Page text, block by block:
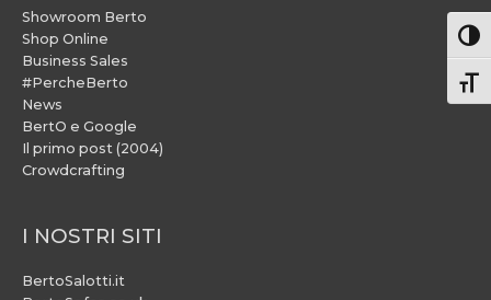
Showroom Berto
Shop Online
Business Sales
#PercheBerto
News
BertO e Google
Il primo post (2004)
Crowdcrafting
I NOSTRI SITI
BertoSalotti.it